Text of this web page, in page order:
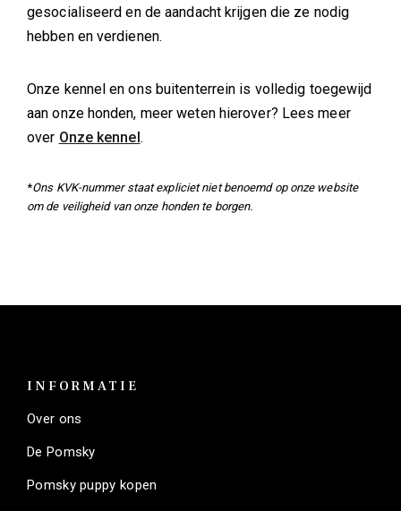
gesocialiseerd en de aandacht krijgen die ze nodig
hebben en verdienen.
Onze kennel en ons buitenterrein is volledig toegewijd
aan onze honden, meer weten hierover? Lees meer
over Onze kennel.
*Ons KVK-nummer staat expliciet niet benoemd op onze website
om de veiligheid van onze honden te borgen.
INFORMATIE
Over ons
De Pomsky
Pomsky puppy kopen